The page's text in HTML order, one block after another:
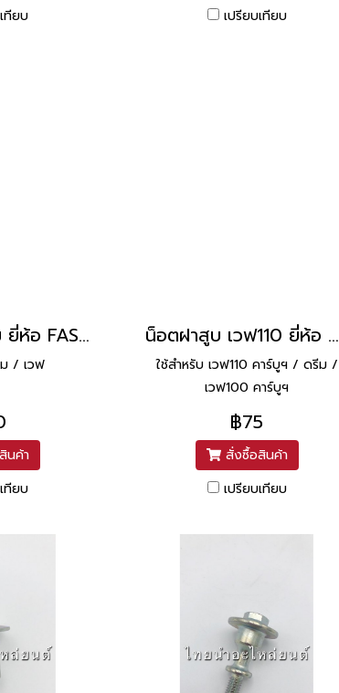
ทียบ
เปรียบเทียบ
น็อตฝาสูบ ดรีม ยี่ห้อ FASTECH
/ เวฟ
นค้า
ทียบ
น็อตฝาสูบ เวฟ110 ยี่ห้อ WASHI
ใช้สำหรับ เวฟ110 คาร์บูฯ / ดรีม /
เวฟ100 คาร์บูฯ
฿75
สั่งซื้อสินค้า
เปรียบเทียบ